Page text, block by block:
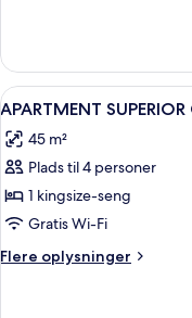
CAPACITY
4
Indlæs
alle
billeder
af
APARTMENT
SUPERIOR
CAPACITY
4
1
APARTMENT
45 m²
Plads til 4 personer
1 kingsize-seng
Gratis Wi-Fi
Flere oplysninger
Flere